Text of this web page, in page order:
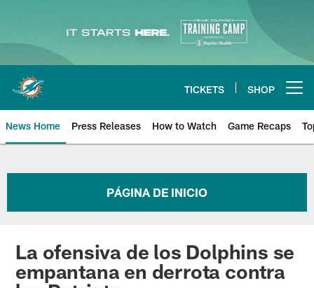
Skip
main
content
TICKETS SHOP
News Home Press Releases How to Watch Game Recaps
Miami Dolphins News
PÁGINA DE INICIO
La ofensiva de los Dolphins se
empantana en derrota contra